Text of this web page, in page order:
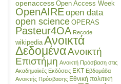
openaccess Open Access Week
OpenAIREopen data
open science OPERAS
Pasteur4OA Recode
wikipedia Ανοικτά
ΔεδομέναΑνοικτή
Επιστήμη Ανοικτή Πρόσβαση στις
Ακαδημαϊκές Εκδόσεις ΕΚΤ Εβδομάδα
Ανοικτής Πρόσβασης Εθνική πολιτική